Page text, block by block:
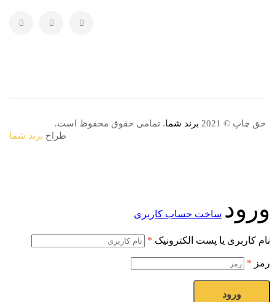
حق چاپ © 2021 برند شما. تمامی حقوق محفوظ است.
طراح برند شما
ورود ساخت حساب کاربری
نام کاربری یا پست الکترونیک *
رمز *
ورود